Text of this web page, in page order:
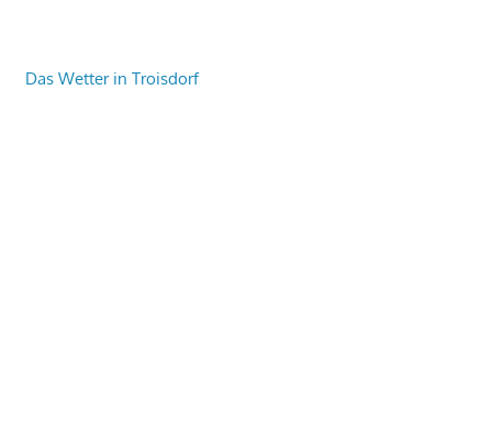
Das Wetter in Troisdorf